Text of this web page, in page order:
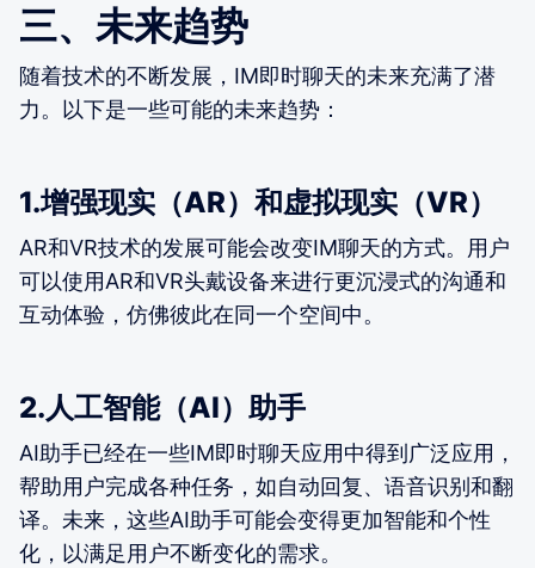
三、未来趋势
随着技术的不断发展，IM即时聊天的未来充满了潜
力。以下是一些可能的未来趋势：
1.增强现实（AR）和虚拟现实（VR）
AR和VR技术的发展可能会改变IM聊天的方式。用户
可以使用AR和VR头戴设备来进行更沉浸式的沟通和
互动体验，仿佛彼此在同一个空间中。
2.人工智能（AI）助手
AI助手已经在一些IM即时聊天应用中得到广泛应用，
帮助用户完成各种任务，如自动回复、语音识别和翻
译。未来，这些AI助手可能会变得更加智能和个性
化，以满足用户不断变化的需求。